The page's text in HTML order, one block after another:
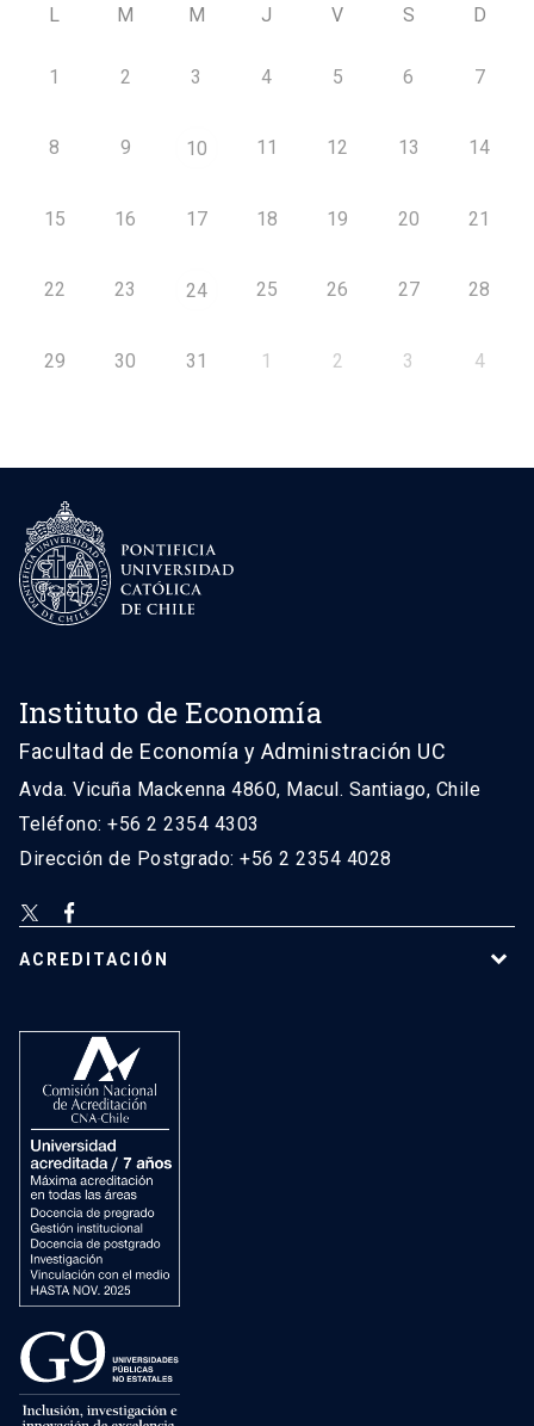
L M M J V S D
1 2 3 4 5 6 7
8 9 10 11 12 13 14
15 16 17 18 19 20 21
22 23 24 25 26 27 28
29 30 31 1 2 3 4
Instituto de Economía
Facultad de Economía y Administración UC
Avda. Vicuña Mackenna 4860, Macul. Santiago, Chile
Teléfono: +56 2 2354 4303
Dirección de Postgrado: +56 2 2354 4028
ACREDITACIÓN